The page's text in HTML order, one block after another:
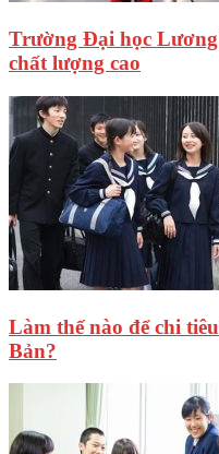
Trường Đại học
chất lượng cao
Làm thế nào để chi
Bản?